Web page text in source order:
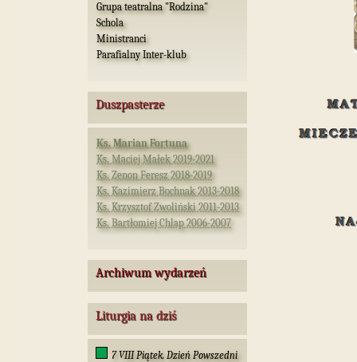
Grupa teatralna "Rodzina"
Schola
Ministranci
Parafialny Inter-klub
Duszpasterze
Ks. Marian Fortuna
Ks. Maciej Małek 2019-2021
Ks. Zenon Feresz 2018-2019
Ks. Kazimierz Bochnak 2013-2018
Ks. Krzysztof Zwoliński 2011-2013
Ks. Bartłomiej Chlap 2006-2007
Archiwum wydarzeń
Liturgia na dziś
7 VIII Piątek. Dzień Powszedni